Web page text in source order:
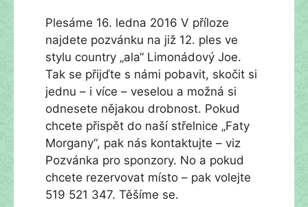
Plesáme 16. ledna 2016 V příloze
najdete pozvánku na již 12. ples ve
stylu country „ala“ Limonádový Joe.
Tak se přijďte s námi pobavit, skočit si
jednu – i více – veselou a možná si
odnesete nějakou drobnost. Pokud
chcete přispět do naší střelnice „Faty
Morgany“, pak nás kontaktujte – viz
Pozvánka pro sponzory. No a pokud
chcete rezervovat místo – pak volejte
519 521 347. Těšíme se.